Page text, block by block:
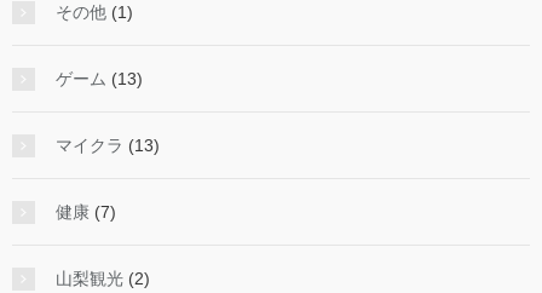
その他 (1)
ゲーム (13)
マイクラ (13)
健康 (7)
山梨観光 (2)